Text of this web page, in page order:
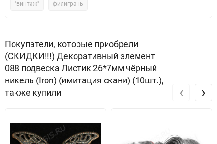
"винтаж" филигрань
Покупатели, которые приобрели
(СКИДКИ!!!) Декоративный элемент
088 подвеска Листик 26*7мм чёрный
никель (Iron) (имитация скани) (10шт.),
также купили
‹ ›